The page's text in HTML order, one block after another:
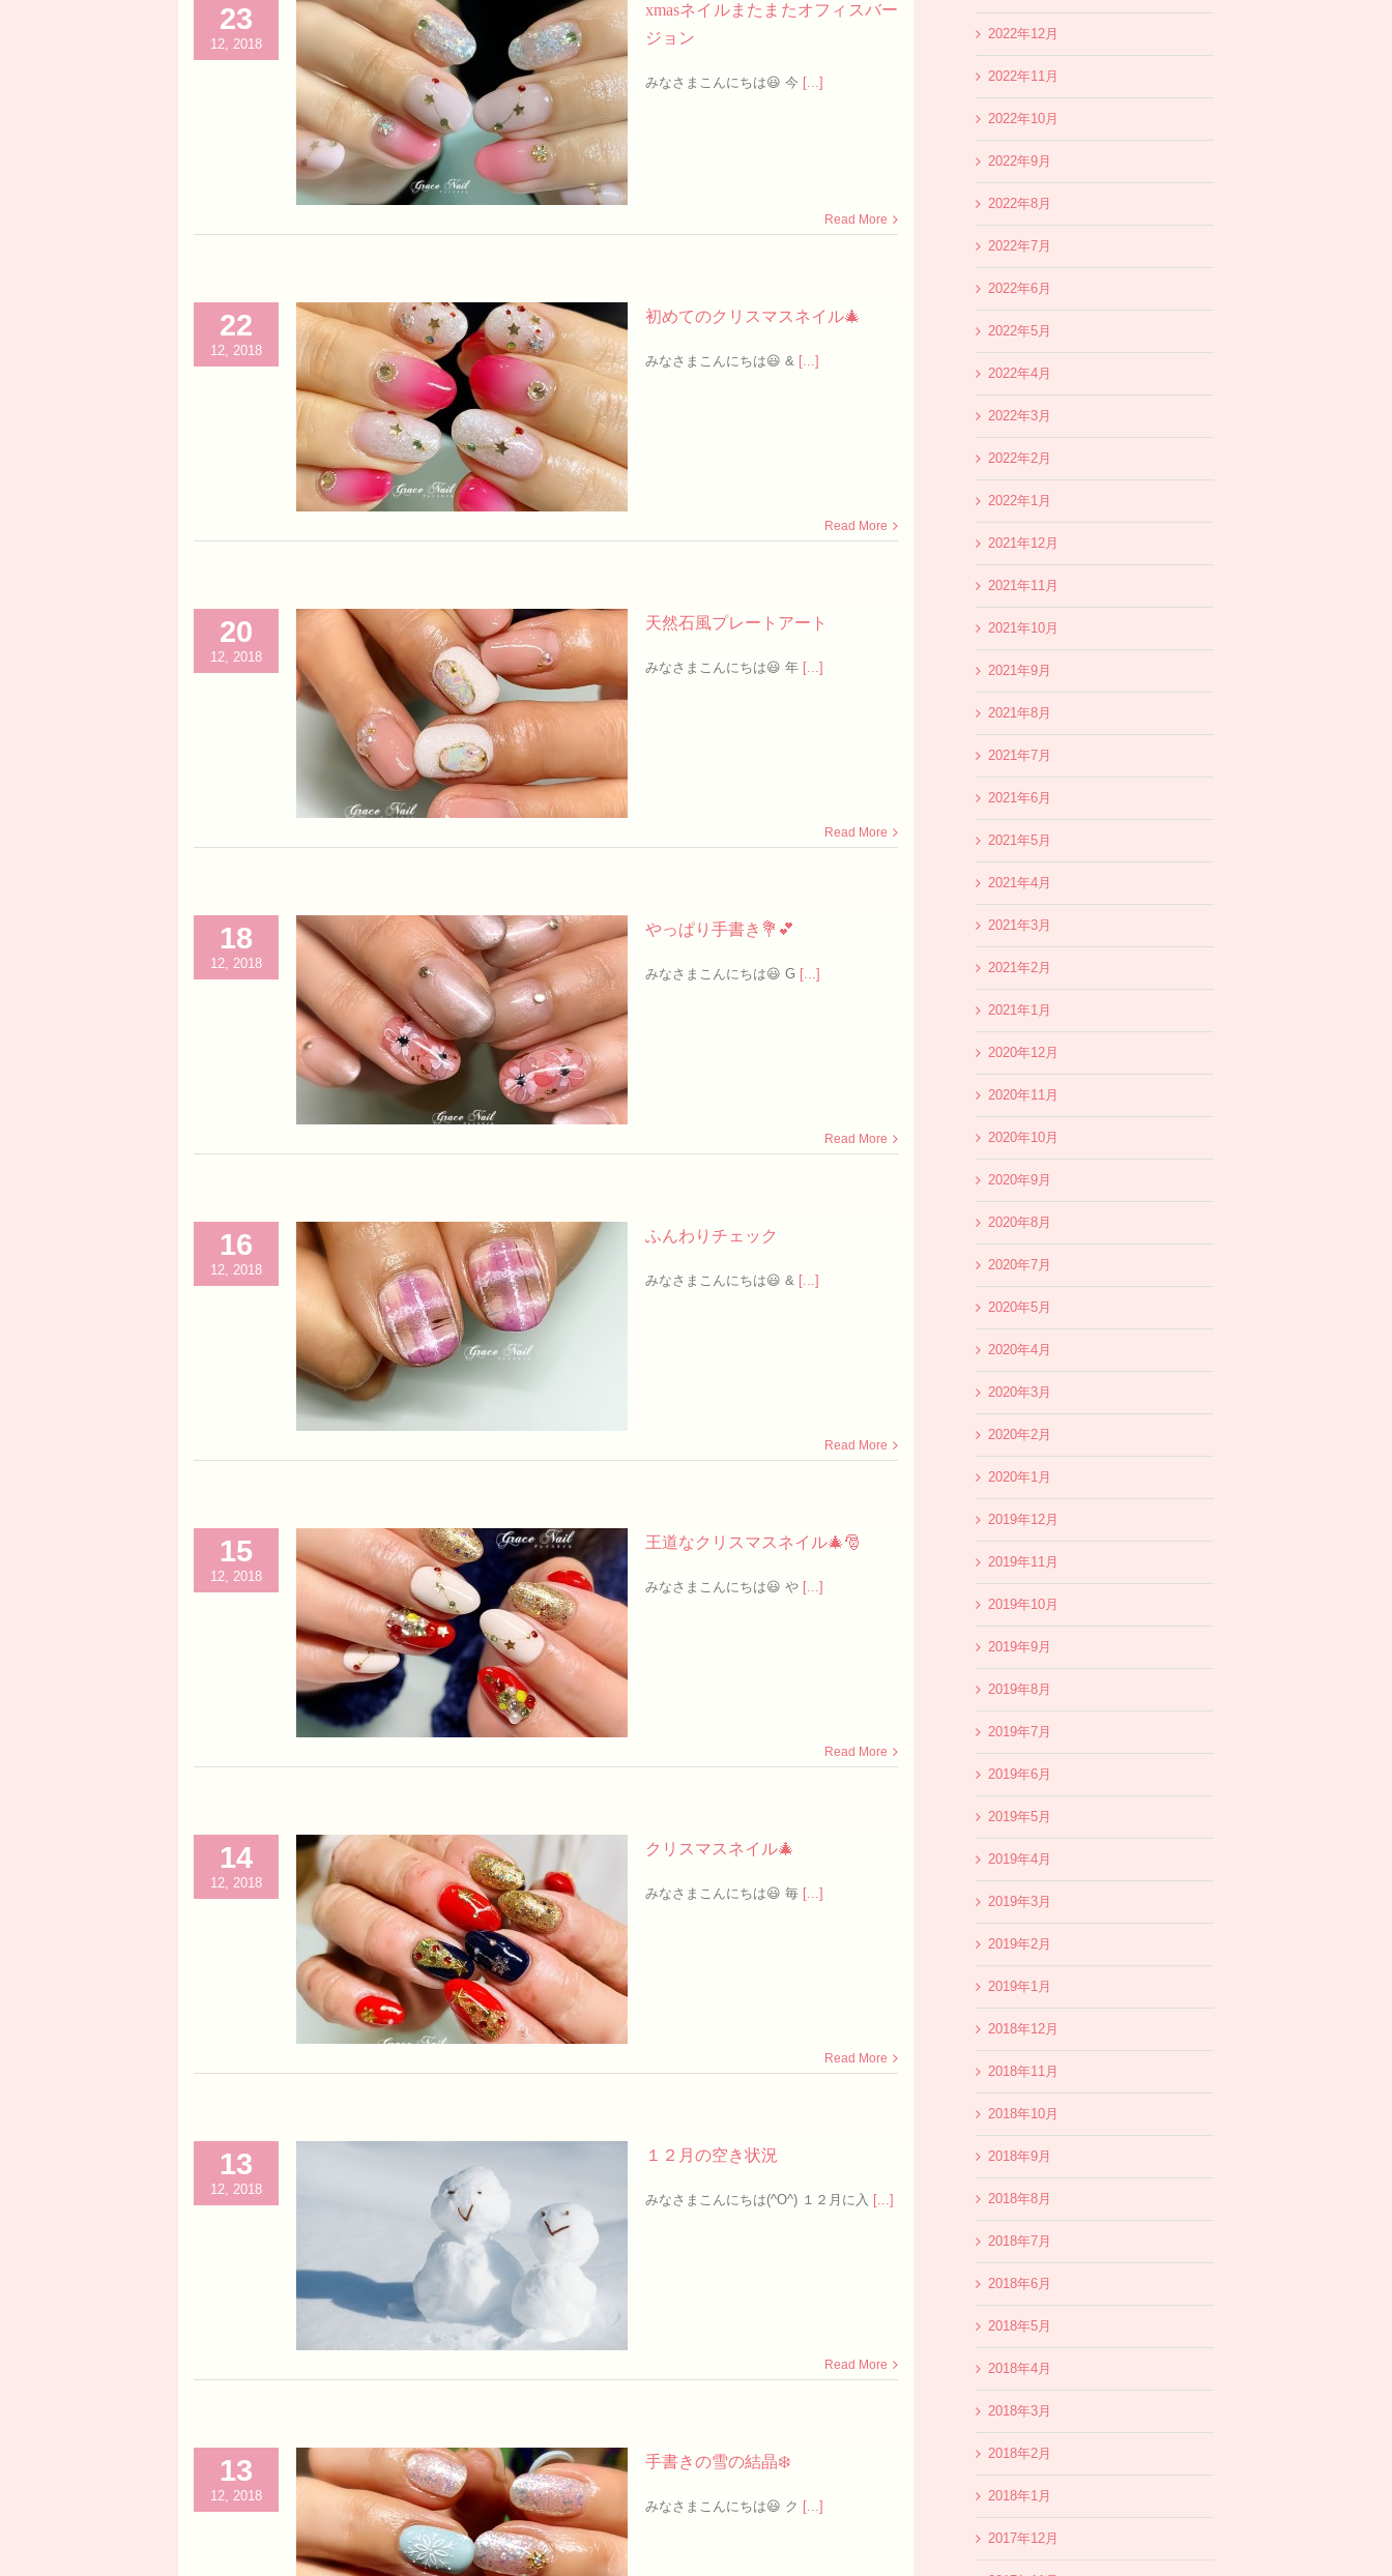
23
12, 2018
xmasネイルまたまたオフィスバー
ジョン
みなさまこんにちは😃 今 [...]
Read More
22
12, 2018
初めてのクリスマスネイル🎄
みなさまこんにちは😃 & [...]
Read More
20
12, 2018
天然石風プレートアート
みなさまこんにちは😃 年 [...]
Read More
18
12, 2018
やっぱり手書き💐💕
みなさまこんにちは😃 G [...]
Read More
16
12, 2018
ふんわりチェック
みなさまこんにちは😃 & [...]
Read More
15
12, 2018
王道なクリスマスネイル🎄🎅
みなさまこんにちは😃 や [...]
Read More
14
12, 2018
クリスマスネイル🎄
みなさまこんにちは😃 毎 [...]
Read More
13
12, 2018
１２月の空き状況
みなさまこんにちは(^O^) １２月に入 [...]
Read More
13
12, 2018
手書きの雪の結晶❄️
みなさまこんにちは😃 ク [...]
2022年12月
2022年11月
2022年10月
2022年9月
2022年8月
2022年7月
2022年6月
2022年5月
2022年4月
2022年3月
2022年2月
2022年1月
2021年12月
2021年11月
2021年10月
2021年9月
2021年8月
2021年7月
2021年6月
2021年5月
2021年4月
2021年3月
2021年2月
2021年1月
2020年12月
2020年11月
2020年10月
2020年9月
2020年8月
2020年7月
2020年5月
2020年4月
2020年3月
2020年2月
2020年1月
2019年12月
2019年11月
2019年10月
2019年9月
2019年8月
2019年7月
2019年6月
2019年5月
2019年4月
2019年3月
2019年2月
2019年1月
2018年12月
2018年11月
2018年10月
2018年9月
2018年8月
2018年7月
2018年6月
2018年5月
2018年4月
2018年3月
2018年2月
2018年1月
2017年12月